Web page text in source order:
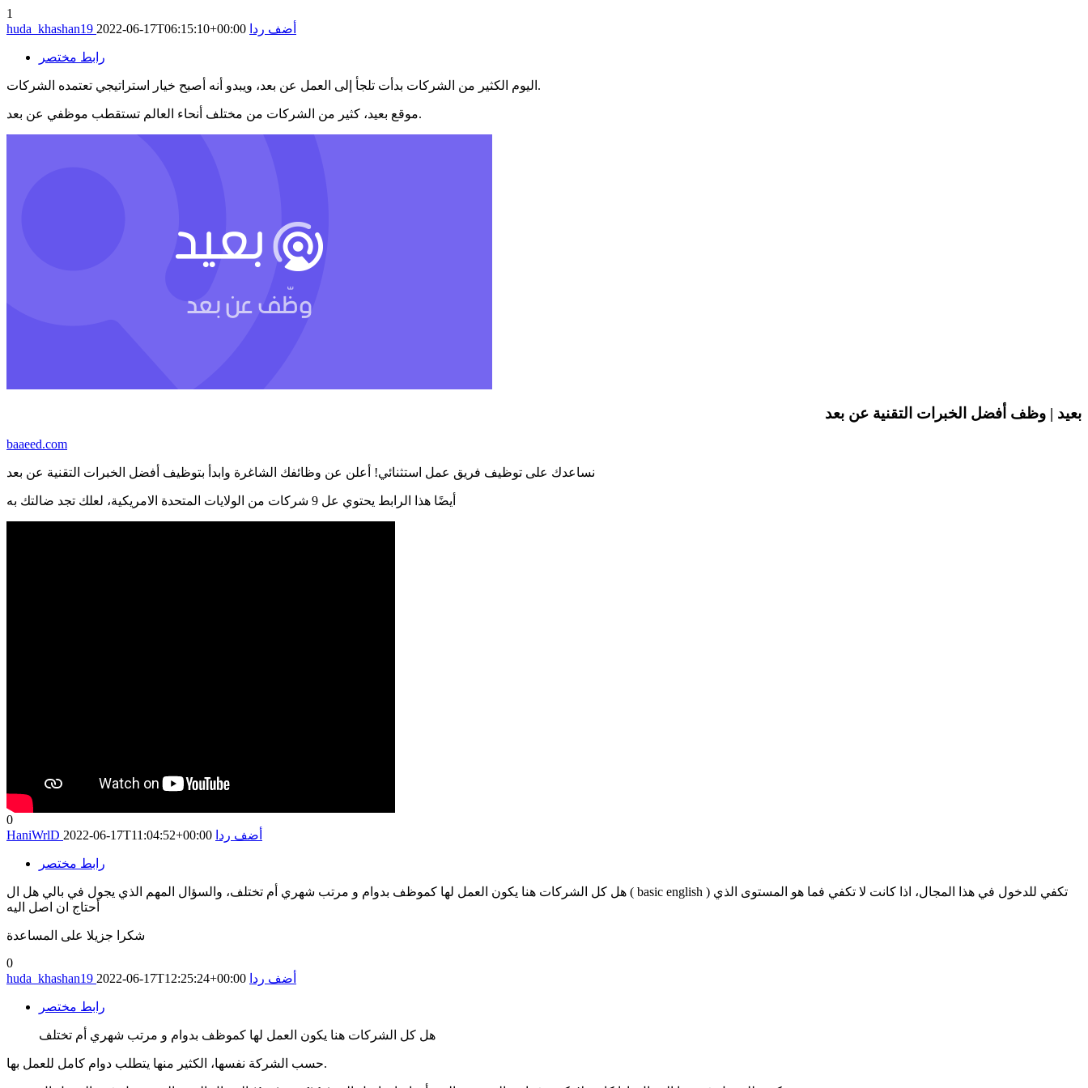
1
huda_khashan19 2022-06-17T06:15:10+00:00 أضف ردا
رابط مختصر
اليوم الكثير من الشركات بدأت تلجأ إلى العمل عن بعد، ويبدو أنه أصبح خيار استراتيجي تعتمده الشركات.
موقع بعيد، كثير من الشركات من مختلف أنحاء العالم تستقطب موظفي عن بعد.
بعيد | وظف أفضل الخبرات التقنية عن بعد
baaeed.com
نساعدك على توظيف فريق عمل استثنائي! أعلن عن وظائفك الشاغرة وابدأ بتوظيف أفضل الخبرات التقنية عن بعد
أيضًا هذا الرابط يحتوي عل 9 شركات من الولايات المتحدة الامريكية، لعلك تجد ضالتك به
0
HaniWrlD 2022-06-17T11:04:52+00:00 أضف ردا
رابط مختصر
هل كل الشركات هنا يكون العمل لها كموظف بدوام و مرتب شهري أم تختلف، والسؤال المهم الذي يجول في بالي هل ال ( basic english ) تكفي للدخول في هذا المجال، اذا كانت لا تكفي فما هو المستوى الذي
أحتاج ان اصل اليه
شكرا جزيلا على المساعدة
0
huda_khashan19 2022-06-17T12:25:24+00:00 أضف ردا
رابط مختصر
هل كل الشركات هنا يكون العمل لها كموظف بدوام و مرتب شهري أم تختلف
حسب الشركة نفسها، الكثير منها يتطلب دوام كامل للعمل بها.